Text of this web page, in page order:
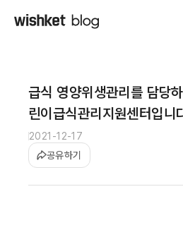
급식 영양위생관리를 담당
린이급식관리지원센터입니
2021-12-17
공유하기